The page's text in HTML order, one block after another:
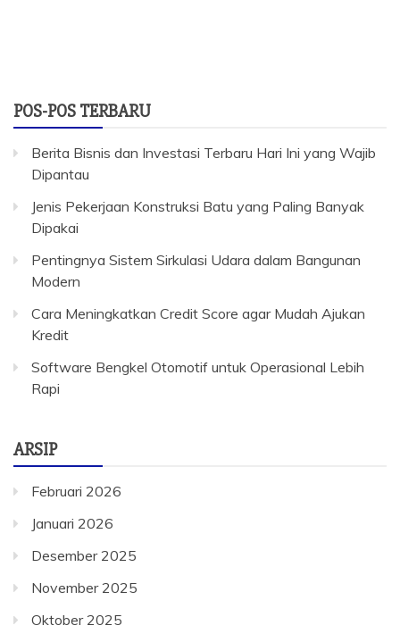
POS-POS TERBARU
Berita Bisnis dan Investasi Terbaru Hari Ini yang Wajib
Dipantau
Jenis Pekerjaan Konstruksi Batu yang Paling Banyak
Dipakai
Pentingnya Sistem Sirkulasi Udara dalam Bangunan
Modern
Cara Meningkatkan Credit Score agar Mudah Ajukan
Kredit
Software Bengkel Otomotif untuk Operasional Lebih
Rapi
ARSIP
Februari 2026
Januari 2026
Desember 2025
November 2025
Oktober 2025